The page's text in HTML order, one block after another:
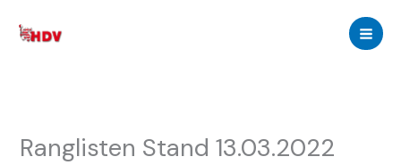
Inhalt
Ranglisten Stand 13.03.2022